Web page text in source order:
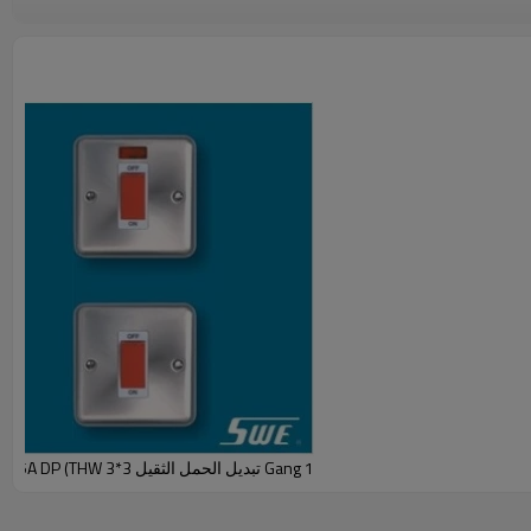
1 Gang تبديل الحمل الثقيل 3*3 45A DP (THW نطاق)